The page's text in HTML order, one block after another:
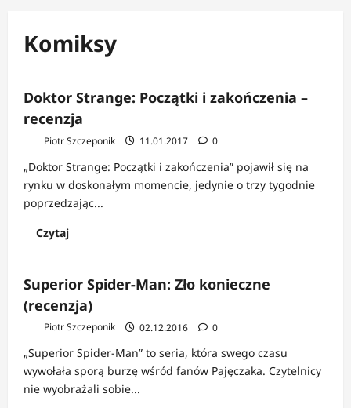
Komiksy
Doktor Strange: Początki i zakończenia –
recenzja
Piotr Szczeponik 11.01.2017 0
„Doktor Strange: Początki i zakończenia” pojawił się na
rynku w doskonałym momencie, jedynie o trzy tygodnie
poprzedzając...
CzytajDowiedz
się
Doktor
Strange:
Początki
i
zakończenia
–
Superior Spider-Man: Zło konieczne
(recenzja)
Piotr Szczeponik 02.12.2016 0
„Superior Spider-Man” to seria, która swego czasu
wywołała sporą burzę wśród fanów Pajęczaka. Czytelnicy
nie wyobrażali sobie...